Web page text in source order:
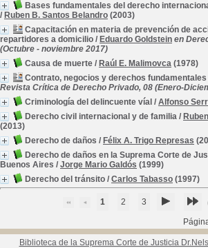
Bases fundamentales del derecho
/ Ruben B. Santos Belandro (2003)
Capacitación en materia de prevención de
repartidores a domicilio / Eduardo Goldstein en
(Octubre - noviembre 2017)
Causa de muerte / Raúl E. Malimovca (1978)
Contrato, negocios y derechos fundamentales
Revista Crítica de Derecho Privado, 08 (Enero-
Criminología del delincuente víal / Alfonso
Derecho civil internacional y de familia /
(2013)
Derecho de daños / Félix A. Trigo Represas
Derecho de daños en la Suprema Corte de
Buenos Aires / Jorge Mario Galdós (1999)
Derecho del tránsito / Carlos Tabasso (1997)
1 2 3
Biblioteca de la Suprema Corte de Justicia